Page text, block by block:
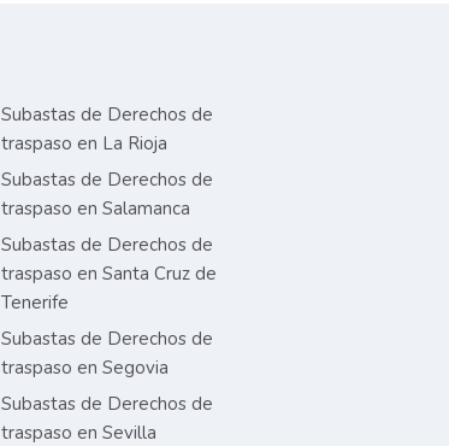
Subastas de Derechos de
traspaso en La Rioja
Subastas de Derechos de
traspaso en Salamanca
Subastas de Derechos de
traspaso en Santa Cruz de
Tenerife
Subastas de Derechos de
traspaso en Segovia
Subastas de Derechos de
traspaso en Sevilla